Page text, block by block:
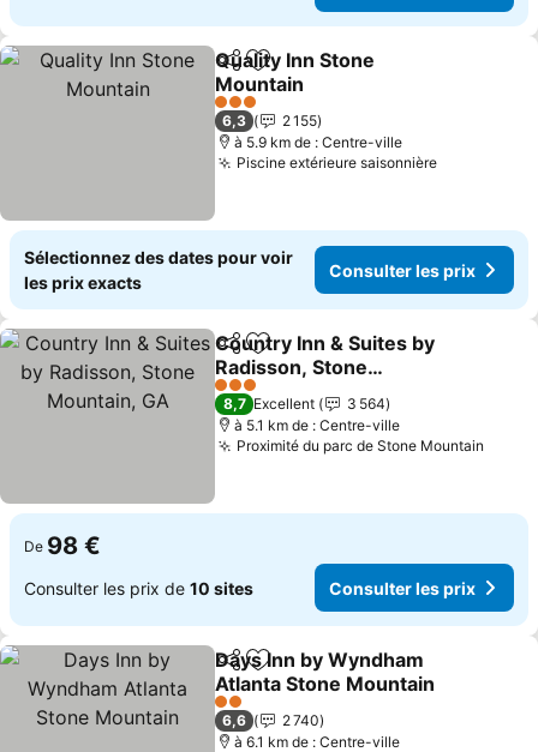
PartagerAjouter à mes favoris
Quality Inn Stone
Mountain
Consulter les prix
3 Étoiles
6,3
2 155
à 5.9 km de : Centre-ville
Piscine extérieure saisonnièreConsulter
Sélectionnez des dates pour voir
les prix exacts
Consulter les prix
PartagerAjouter à mes favoris
Country Inn & Suites by
Radisson, Stone
Mountain, GA
Consulter les prix
3 Étoiles
8,7 Excellent
3 564
à 5.1 km de : Centre-ville
Proximité du parc de Stone Mountain
De 98 €
Consulter les prix de 10 sites Consulter les prix
PartagerAjouter à mes favoris
Days Inn by Wyndham
Atlanta Stone Mountain
Consulter les prix
2 Étoiles
6,6
2 740
à 6.1 km de : Centre-ville